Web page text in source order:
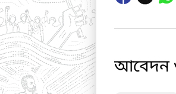
আবেদন